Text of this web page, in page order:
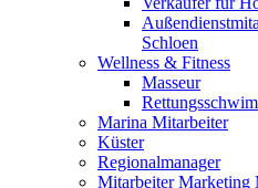
Schloen
Wellness & Fitness
Masseur
Marina Mitarbeiter
Küster
Regionalmanager
Mitarbeiter Marketing